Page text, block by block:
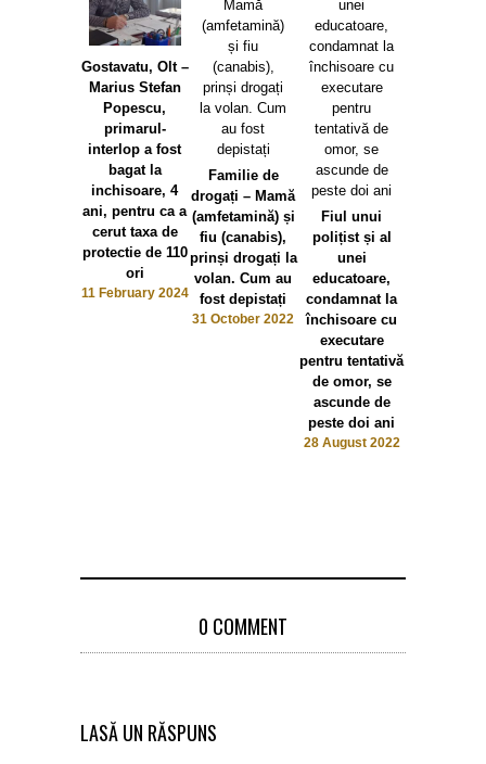
Gostavatu, Olt –
Marius Stefan
Popescu,
primarul-
interlop a fost
bagat la
inchisoare, 4
ani, pentru ca a
cerut taxa de
protectie de 110
ori
11 February 2024
Familie de
drogați – Mamă
(amfetamină) și
fiu (canabis),
prinși drogați la
volan. Cum au
fost depistați
31 October 2022
Fiul unui
polițist și al
unei
educatoare,
condamnat la
închisoare cu
executare
pentru tentativă
de omor, se
ascunde de
peste doi ani
28 August 2022
0 COMMENT
LASĂ UN RĂSPUNS